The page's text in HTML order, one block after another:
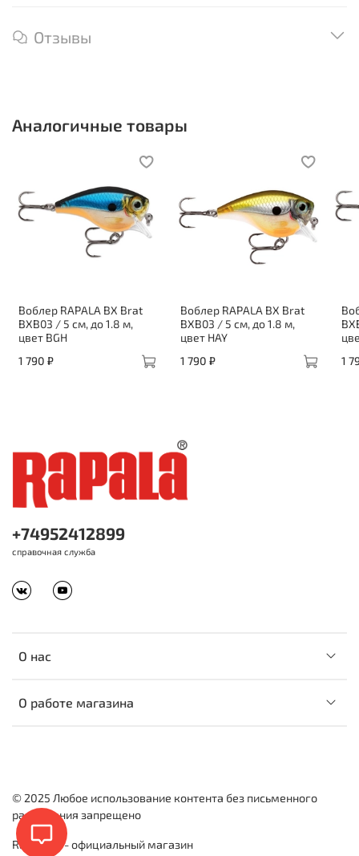
Отзывы
Аналогичные товары
Воблер RAPALA BX Brat
BXB03 / 5 см, до 1.8 м,
цвет BGH
1 790 ₽
Воблер RAPALA BX Brat
BXB03 / 5 см, до 1.8 м,
цвет HAY
1 790 ₽
1
О нас
О работе магазина
+74952412899
справочная служба
© 2025 Любое использование контента без письменного
разрешения запрещено
Rapala.ru - официальный магазин